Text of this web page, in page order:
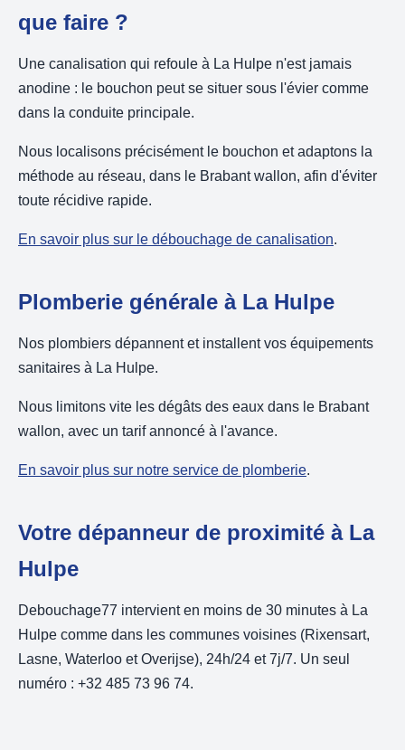
que faire ?
Une canalisation qui refoule à La Hulpe n'est jamais
anodine : le bouchon peut se situer sous l'évier comme
dans la conduite principale.
Nous localisons précisément le bouchon et adaptons la
méthode au réseau, dans le Brabant wallon, afin d'éviter
toute récidive rapide.
En savoir plus sur le débouchage de canalisation.
Plomberie générale à La Hulpe
Nos plombiers dépannent et installent vos équipements
sanitaires à La Hulpe.
Nous limitons vite les dégâts des eaux dans le Brabant
wallon, avec un tarif annoncé à l'avance.
En savoir plus sur notre service de plomberie.
Votre dépanneur de proximité à La
Hulpe
Debouchage77 intervient en moins de 30 minutes à La
Hulpe comme dans les communes voisines (Rixensart,
Lasne, Waterloo et Overijse), 24h/24 et 7j/7. Un seul
numéro : +32 485 73 96 74.